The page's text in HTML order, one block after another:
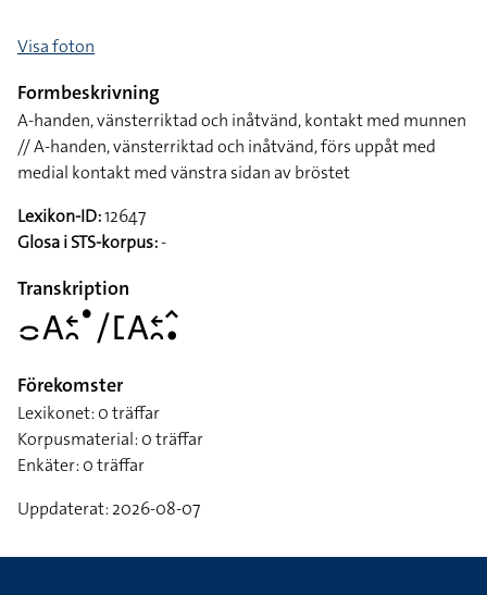
Visa foton
Formbeskrivning
A-handen, vänsterriktad och inåtvänd, kontakt med munnen
// A-handen, vänsterriktad och inåtvänd, förs uppåt med
medial kontakt med vänstra sidan av bröstet
Lexikon-ID:12647
Glosa i STS-korpus:-
Transkription
􌤌􌤤􌥓􌥘􌤟􌥠􌤕􌤤􌥓􌥘􌥦􌥡
Förekomster
Lexikonet: 0 träffar
Korpusmaterial: 0 träffar
Enkäter: 0 träffar
Uppdaterat: 2026-08-07